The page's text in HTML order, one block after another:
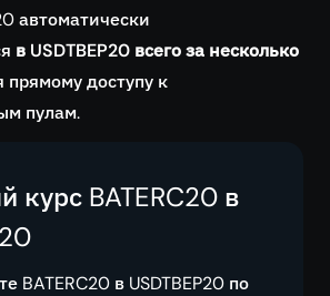
автоматически
в USDTBEP20 всего за несколько
прямому доступу к
пулам.
курс BATERC20 в
BATERC20 в USDTBEP20 по